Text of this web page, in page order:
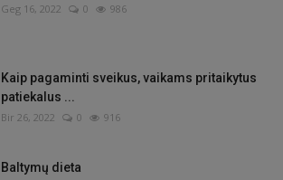
Geg 16, 2022 0 986
Kaip pagaminti sveikus, vaikams pritaikytus
patiekalus ...
Bir 26, 2022 0 916
Baltymų dieta